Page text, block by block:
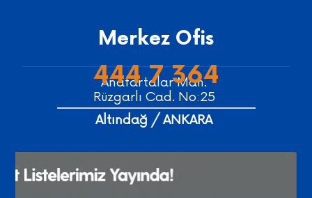
Merkez Ofis
Anafartalar Mah.
Rüzgarlı Cad. No:25
Altındağ / ANKARA
444 7 364